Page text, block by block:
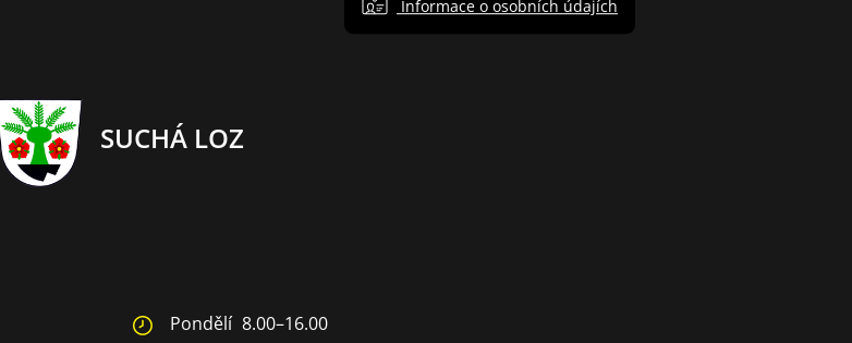
Informace o osobních údajích
SUCHÁ LOZ
Pondělí 8.00–16.00